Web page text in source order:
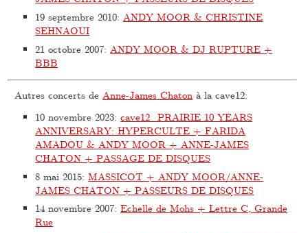
19 septembre 2010:ANDY MOOR & CHRISTINE
SEHNAOUI
21 octobre 2007:ANDY MOOR & DJ RUPTURE +
BBB
Autres concerts deAnne-James Chaton à la cave12:
10 novembre 2023:cave12_PRAIRIE 10 YEARS
ANNIVERSARY: HYPERCULTE + FARIDA
AMADOU & ANDY MOOR + ANNE-JAMES
CHATON + PASSAGE DE DISQUES
8 mai 2015:MASSICOT + ANDY MOOR/ANNE-
JAMES CHATON + PASSEURS DE DISQUES
14 novembre 2007:Echelle de Mohs + Lettre C, Grande
Rue